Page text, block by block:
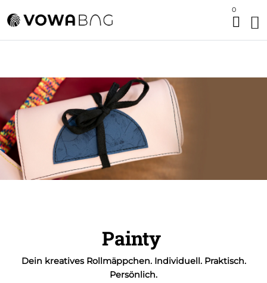
0
Painty
Dein kreatives Rollmäppchen. Individuell. Praktisch.
Persönlich.